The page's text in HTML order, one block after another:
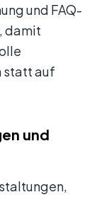
und FAQ-
damit
statt auf
und